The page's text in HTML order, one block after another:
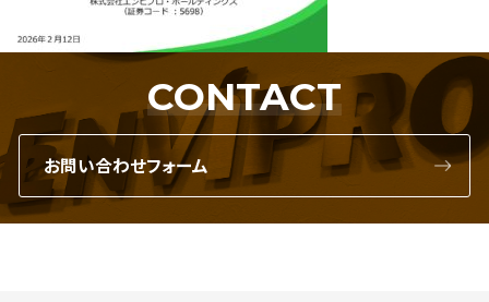
CONTACT
お問い合わせフォーム